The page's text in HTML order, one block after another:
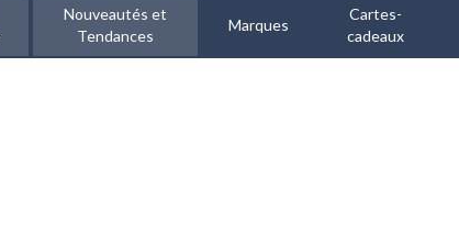
Nouveautés et
Tendances
Marques
Cartes-
cadeaux